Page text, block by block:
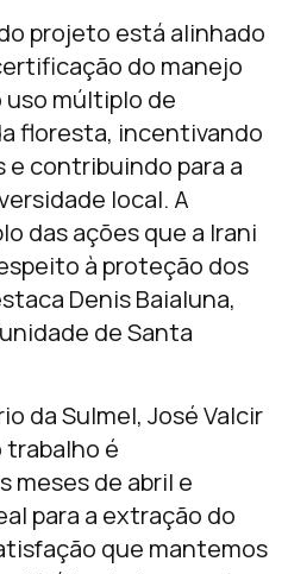
projeto está alinhado
do manejo
múltiplo de
floresta, incentivando
e contribuindo para a
local. A
das ações que a Irani
à proteção dos
Denis Baialuna,
de Santa
da Sulmel, José Valcir
trabalho é
meses de abril e
para a extração do
que mantemos